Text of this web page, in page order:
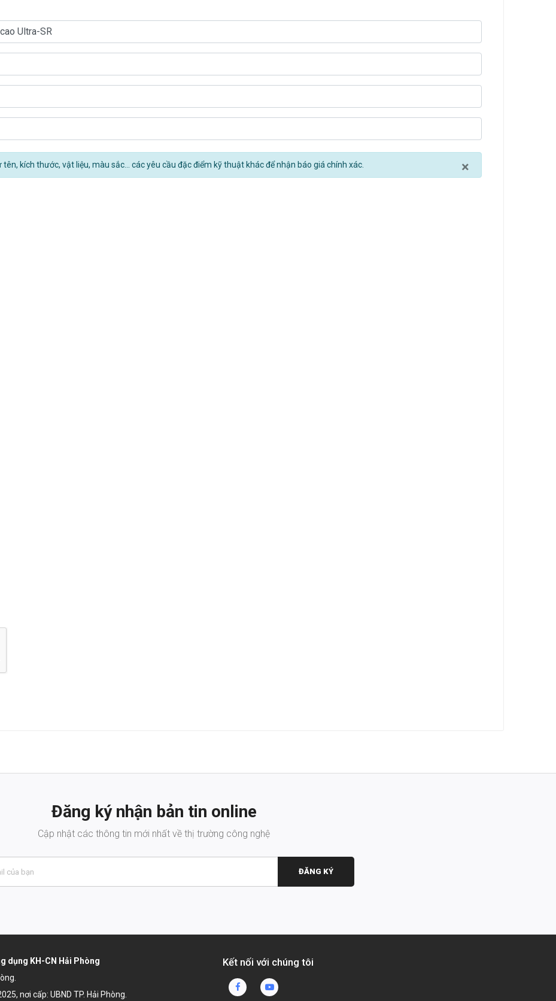
×
kích thước, vật liệu, màu sắc... các yêu cầu đặc điểm kỹ thuật khác để nhận báo giá chính xác.
Đăng ký nhận bản tin online
Cập nhật các thông tin mới nhất về thị trường công nghệ
ĐĂNG KÝ
dụng KH-CN Hải Phòng
, nơi cấp: UBND TP. Hải Phòng.
Kết nối với chúng tôi